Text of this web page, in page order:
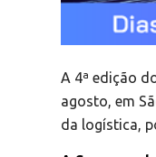
A 4ª edição
agosto, em
da logística,